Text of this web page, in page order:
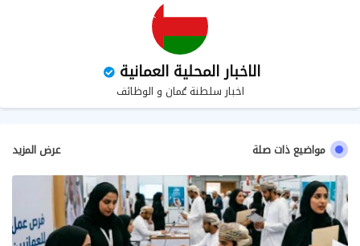
الاخبار المحلية العمانية
اخبار سلطنة عُمان و الوظائف
مواضيع ذات صلة عرض المزيد